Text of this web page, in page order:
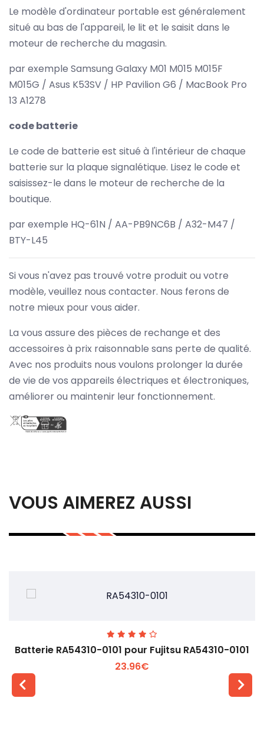
Le modèle d'ordinateur portable est généralement
situé au bas de l'appareil, le lit et le saisit dans le
moteur de recherche du magasin.
par exemple Samsung Galaxy M01 M015 M015F
M015G / Asus K53SV / HP Pavilion G6 / MacBook Pro
13 A1278
code batterie
Le code de batterie est situé à l'intérieur de chaque
batterie sur la plaque signalétique. Lisez le code et
saisissez-le dans le moteur de recherche de la
boutique.
par exemple HQ-61N / AA-PB9NC6B / A32-M47 /
BTY-L45
Si vous n'avez pas trouvé votre produit ou votre
modèle, veuillez nous contacter. Nous ferons de
notre mieux pour vous aider.
La vous assure des pièces de rechange et des
accessoires à prix raisonnable sans perte de qualité.
Avec nos produits nous voulons prolonger la durée
de vie de vos appareils électriques et électroniques,
améliorer ou maintenir leur fonctionnement.
VOUS AIMEREZ AUSSI
Batterie RA54310-0101 pour Fujitsu RA54310-0101
23.96€